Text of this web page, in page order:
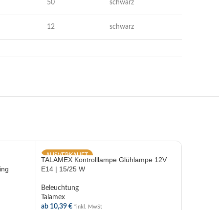
50 schwarz
12 schwarz
AUSVERKAUFT
TALAMEX Kontrolllampe Glühlampe 12V
E14 | 15/25 W
Beleuchtung
Talamex
ab 10,39 € *inkl. MwSt